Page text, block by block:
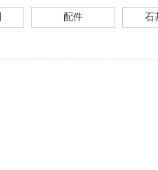
配件 石